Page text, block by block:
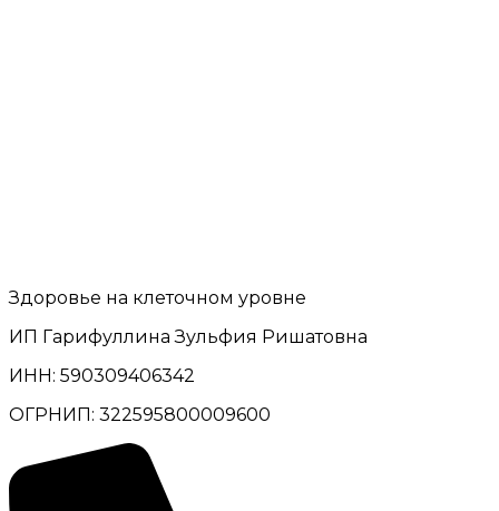
Здоровье на клеточном уровне
ИП Гарифуллина Зульфия Ришатовна
ИНН: 590309406342
ОГРНИП: 322595800009600